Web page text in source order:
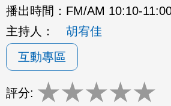
播出時間： FM/AM 10:10-
主持人：
胡宥佳
互動專區
評分: ★★★★★